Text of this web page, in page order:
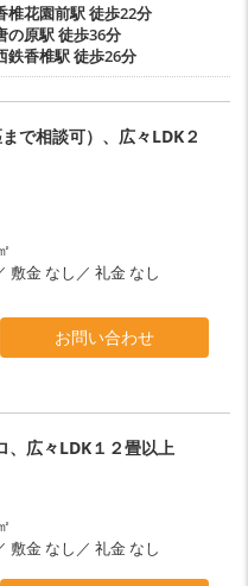
椎花園前駅徒歩22分
の原駅徒歩36分
鉄香椎駅徒歩26分
で相談可）、広々LDK２
敷金 なし／ 礼金 なし
お問い合わせ
、広々LDK１２畳以上
敷金 なし／ 礼金 なし